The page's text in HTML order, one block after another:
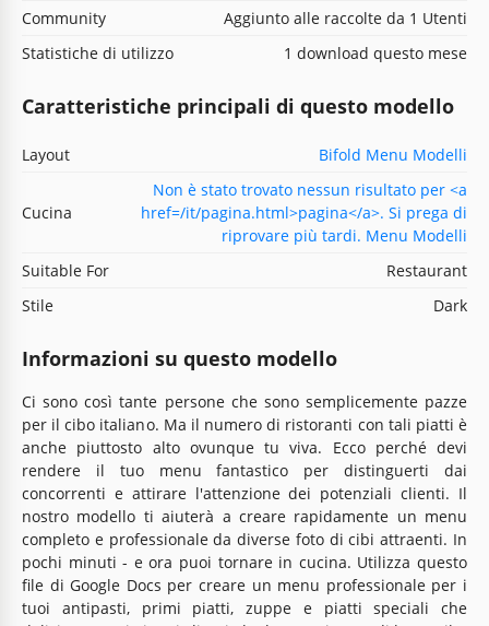
Community
Aggiunto alle raccolte da 1 Utenti
Statistiche di utilizzo
1 download questo mese
Caratteristiche principali di questo modello
Layout Bifold Menu Modelli
Cucina
Non è stato trovato nessun risultato per <a
href=/it/pagina.html>pagina</a>. Si prega di
riprovare più tardi. Menu Modelli
Suitable For
Restaurant
Stile
Dark
Informazioni su questo modello
Ci sono così tante persone che sono semplicemente pazze
per il cibo italiano. Ma il numero di ristoranti con tali piatti è
anche piuttosto alto ovunque tu viva. Ecco perché devi
rendere il tuo menu fantastico per distinguerti dai
concorrenti e attirare l'attenzione dei potenziali clienti. Il
nostro modello ti aiuterà a creare rapidamente un menu
completo e professionale da diverse foto di cibi attraenti. In
pochi minuti - e ora puoi tornare in cucina. Utilizza questo
file di Google Docs per creare un menu professionale per i
tuoi antipasti, primi piatti, zuppe e piatti speciali che